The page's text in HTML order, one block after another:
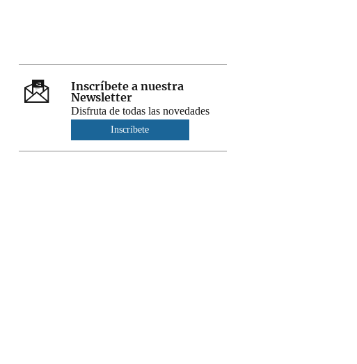
Inscríbete a nuestra
Newsletter
Disfruta de todas las novedades
Inscríbete